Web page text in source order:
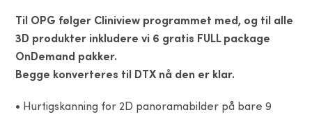
Til OPG følger Cliniview programmet med, og til alle
3D produkter inkludere vi 6 gratis FULL package
OnDemand pakker.
Begge konverteres til DTX nå den er klar.
• Hurtigskanning for 2D panoramabilder på bare 9